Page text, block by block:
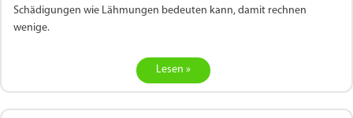
Schädigungen wie Lähmungen bedeuten kann, damit rechnen
wenige.
Lesen »
€26.35
€28.17
€29.08
€23.62
€29.98
€27.26
€36.34
€29.08
€62.69
€25.44
€138.11
€56.33
€45.43
€0.00
€37.25
← Return to shop
€0.00
€0.00
€0.00
€14.54
€0.00
€0.00